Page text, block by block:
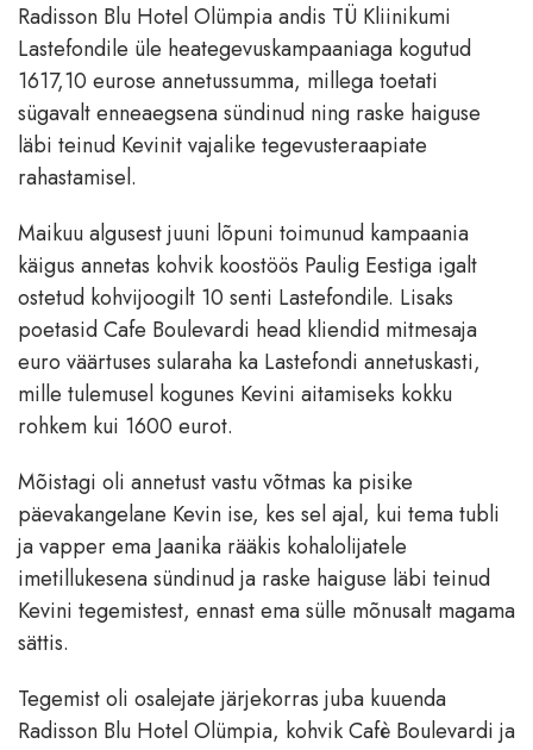
Radisson Blu Hotel Olümpia andis TÜ Kliinikumi
Lastefondile üle heategevuskampaaniaga kogutud
1617,10 eurose annetussumma, millega toetati
sügavalt enneaegsena sündinud ning raske haiguse
läbi teinud Kevinit vajalike tegevusteraapiate
rahastamisel.
Maikuu algusest juuni lõpuni toimunud kampaania
käigus annetas kohvik koostöös Paulig Eestiga igalt
ostetud kohvijoogilt 10 senti Lastefondile. Lisaks
poetasid Cafe Boulevardi head kliendid mitmesaja
euro väärtuses sularaha ka Lastefondi annetuskasti,
mille tulemusel kogunes Kevini aitamiseks kokku
rohkem kui 1600 eurot.
Mõistagi oli annetust vastu võtmas ka pisike
päevakangelane Kevin ise, kes sel ajal, kui tema tubli
ja vapper ema Jaanika rääkis kohalolijatele
imetillukesena sündinud ja raske haiguse läbi teinud
Kevini tegemistest, ennast ema sülle mõnusalt magama
sättis.
Tegemist oli osalejate järjekorras juba kuuenda
Radisson Blu Hotel Olümpia, kohvik Cafè Boulevardi ja